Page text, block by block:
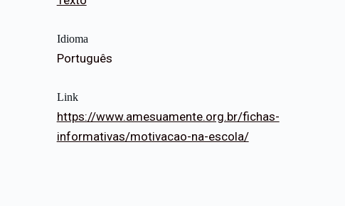
Idioma
Português
Link
https://www.amesuamente.org.br/fichas-
informativas/motivacao-na-escola/